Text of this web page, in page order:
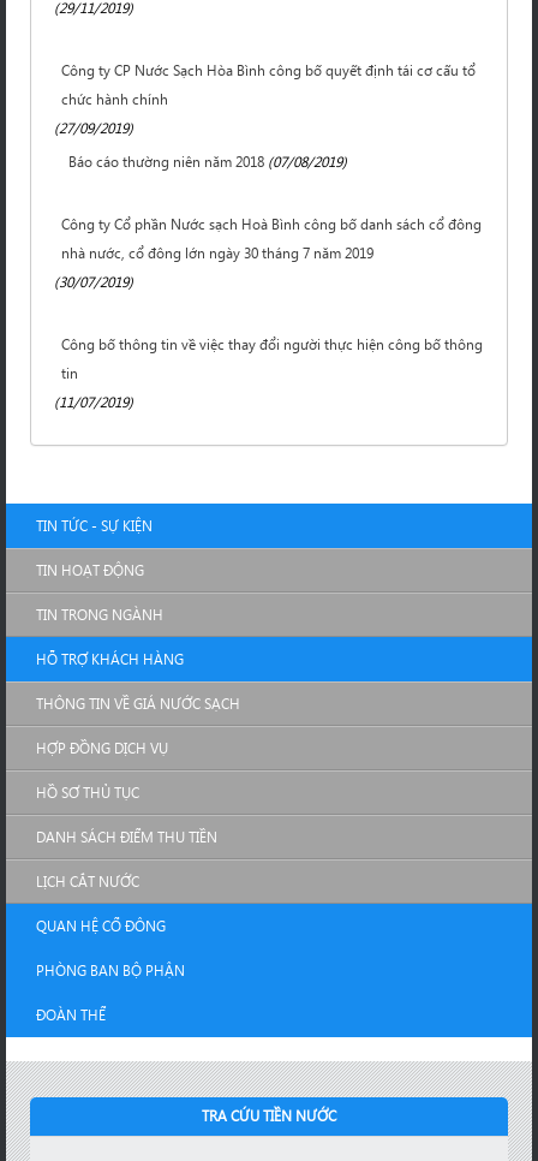
(29/11/2019)
Công ty CP Nước Sạch Hòa Bình công bố quyết định tái cơ cấu tổ
chức hành chính
(27/09/2019)
Báo cáo thường niên năm 2018 (07/08/2019)
Công ty Cổ phần Nước sạch Hoà Bình công bố danh sách cổ đông
nhà nước, cổ đông lớn ngày 30 tháng 7 năm 2019
(30/07/2019)
Công bố thông tin về việc thay đổi người thực hiện công bố thông
tin
(11/07/2019)
TIN TỨC - SỰ KIỆN
TIN HOẠT ĐỘNG
TIN TRONG NGÀNH
HỖ TRỢ KHÁCH HÀNG
THÔNG TIN VỀ GIÁ NƯỚC SẠCH
HỢP ĐỒNG DỊCH VỤ
HỒ SƠ THỦ TỤC
DANH SÁCH ĐIỂM THU TIỀN
LỊCH CẮT NƯỚC
QUAN HỆ CỔ ĐÔNG
PHÒNG BAN BỘ PHẬN
ĐOÀN THỂ
TRA CỨU TIỀN NƯỚC